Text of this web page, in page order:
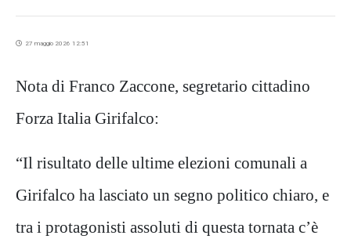
27 maggio 2026 12:51
Nota di Franco Zaccone, segretario cittadino
Forza Italia Girifalco:
“Il risultato delle ultime elezioni comunali a
Girifalco ha lasciato un segno politico chiaro, e
tra i protagonisti assoluti di questa tornata c’è